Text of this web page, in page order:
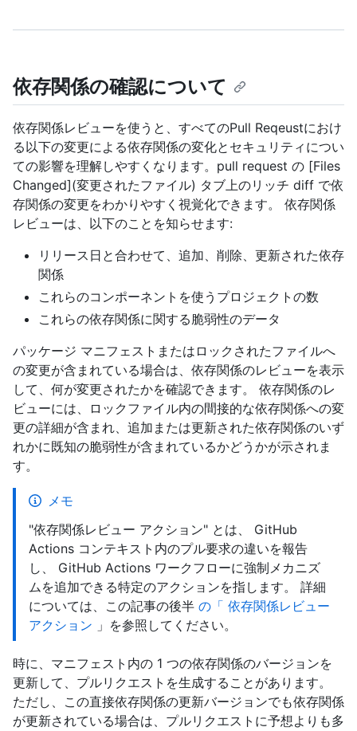
依存関係の確認について
依存関係レビューを使うと、すべてのPull Reqeustにおけ
る以下の変更による依存関係の変化とセキュリティについ
ての影響を理解しやすくなります。pull request の [Files
Changed](変更されたファイル) タブ上のリッチ diff で依
存関係の変更をわかりやすく視覚化できます。 依存関係
レビューは、以下のことを知らせます:
リリース日と合わせて、追加、削除、更新された依存
関係
これらのコンポーネントを使うプロジェクトの数
これらの依存関係に関する脆弱性のデータ
パッケージ マニフェストまたはロックされたファイルへ
の変更が含まれている場合は、依存関係のレビューを表示
して、何が変更されたかを確認できます。 依存関係のレ
ビューには、ロックファイル内の間接的な依存関係への変
更の詳細が含まれ、追加または更新された依存関係のいず
れかに既知の脆弱性が含まれているかどうかが示されま
す。
メモ
"依存関係レビュー アクション" とは、 GitHub
Actions コンテキスト内のプル要求の違いを報告
し、 GitHub Actions ワークフローに強制メカニズ
ムを追加できる特定のアクションを指します。 詳細
については、この記事の後半 の「 依存関係レビュー
アクション 」を参照してください。
時に、マニフェスト内の 1 つの依存関係のバージョンを
更新して、プルリクエストを生成することがあります。
ただし、この直接依存関係の更新バージョンでも依存関係
が更新されている場合は、プルリクエストに予想よりも多